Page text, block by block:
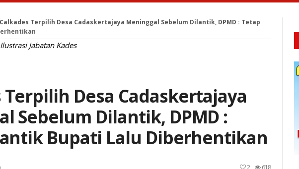
Calkades Terpilih Desa Cadaskertajaya Meninggal Sebelum Dilantik, DPMD : Tetap
Jabatan Kades
Terpilih Desa Cadaskertajaya
Sebelum Dilantik, DPMD :
Bupati Lalu Diberhentikan